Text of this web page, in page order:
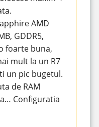
AMD
GDDR5,
foarte buna,
mult la un R7
un pic bugetul.
de RAM
Configuratia